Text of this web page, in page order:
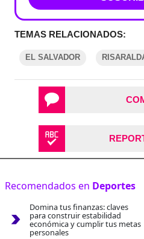
TEMAS RELACIONADOS:
EL SALVADOR
Recomendados en Deportes
Domina tus finanzas: claves
para construir estabilidad
económica y cumplir tus metas
personales